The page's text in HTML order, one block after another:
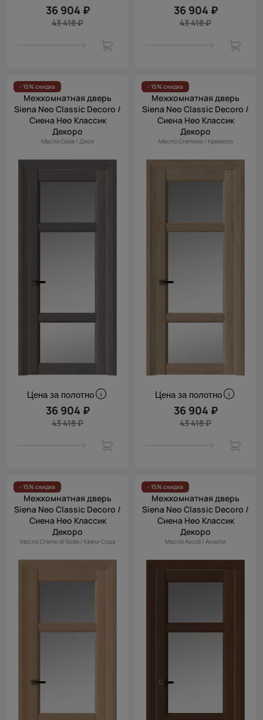
36 904 ₽
43 418 ₽
36 904 ₽
43 418 ₽
- 15% скидка
Межкомнатная дверь
Siena Neo Classic Decoro /
Сиена Нео Классик
Декоро
Масло Gioia / Джоя
Цена за полотно
36 904 ₽
43 418 ₽
- 15% скидка
Межкомнатная дверь
Siena Neo Classic Decoro /
Сиена Нео Классик
Декоро
Масло Cremoso / Кремосо
Цена за полотно
36 904 ₽
43 418 ₽
- 15% скидка
Межкомнатная дверь
Siena Neo Classic Decoro /
Сиена Нео Классик
Декоро
Масло Cremo di Soda / Крем-Сода
- 15% скидка
Межкомнатная дверь
Siena Neo Classic Decoro /
Сиена Нео Классик
Декоро
Масло Ascoli / Асколи